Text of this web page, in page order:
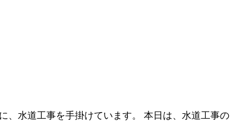
、水道工事を手掛けています。 本日は、水道工事